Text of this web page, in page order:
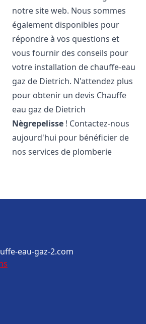
notre site web. Nous sommes
également disponibles pour
répondre à vos questions et
vous fournir des conseils pour
votre installation de chauffe-eau
gaz de Dietrich. N'attendez plus
pour obtenir un devis Chauffe
eau gaz de Dietrich
Nègrepelisse ! Contactez-nous
aujourd'hui pour bénéficier de
nos services de plomberie
eau-gaz-2.com